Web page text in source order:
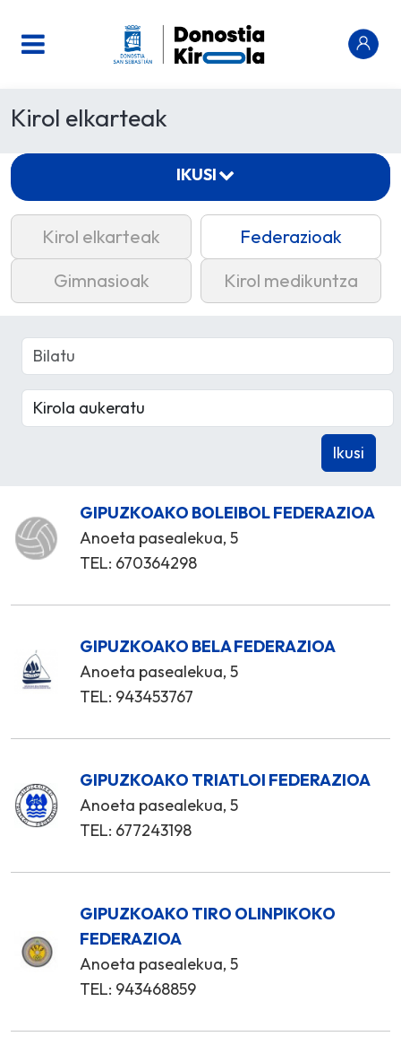
Kirol elkarteak
Kirol elkarteak
Federazioak
Gimnasioak
Kirol medikuntza
GIPUZKOAKO BOLEIBOL FEDERAZIOA
Anoeta pasealekua, 5
TEL: 670364298
GIPUZKOAKO BELA FEDERAZIOA
Anoeta pasealekua, 5
TEL: 943453767
GIPUZKOAKO TRIATLOI FEDERAZIOA
Anoeta pasealekua, 5
TEL: 677243198
GIPUZKOAKO TIRO OLINPIKOKO
FEDERAZIOA
Anoeta pasealekua, 5
TEL: 943468859
IKUSI